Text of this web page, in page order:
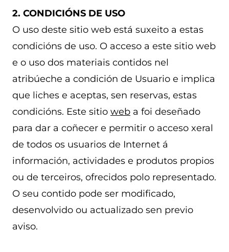
2. CONDICIÓNS DE USO
O uso deste sitio web está suxeito a estas
condicións de uso. O acceso a este sitio web
e o uso dos materiais contidos nel
atribúeche a condición de Usuario e implica
que liches e aceptas, sen reservas, estas
condicións. Este sitio web a foi deseñado
para dar a coñecer e permitir o acceso xeral
de todos os usuarios de Internet á
información, actividades e produtos propios
ou de terceiros, ofrecidos polo representado.
O seu contido pode ser modificado,
desenvolvido ou actualizado sen previo
aviso.